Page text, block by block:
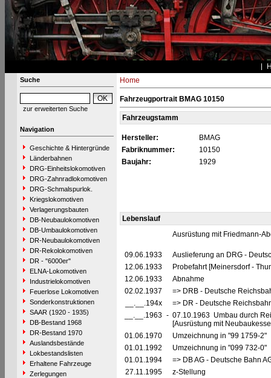
Suche
zur erweiterten Suche
Navigation
Geschichte & Hintergründe
Länderbahnen
DRG-Einheitslokomotiven
DRG-Zahnradlokomotiven
DRG-Schmalspurlok.
Kriegslokomotiven
Verlagerungsbauten
DB-Neubaulokomotiven
DB-Umbaulokomotiven
DR-Neubaulokomotiven
DR-Rekolokomotiven
DR - "6000er"
ELNA-Lokomotiven
Industrielokomotiven
Feuerlose Lokomotiven
Sonderkonstruktionen
SAAR (1920 - 1935)
DB-Bestand 1968
DR-Bestand 1970
Auslandsbestände
Lokbestandslisten
Erhaltene Fahrzeuge
Zerlegungen
Home
Fahrzeugportrait BMAG 10150
Fahrzeugstamm
Hersteller:
BMAG
Fabriknummer:
10150
Baujahr:
1929
Lebenslauf
Ausrüstung mit Friedmann-
09.06.1933
Auslieferung an DRG -
12.06.1933
Probefahrt [Meinersdorf -
12.06.1933
Abnahme
02.02.1937
=> DRB - Deutsche
__.__.194x
=> DR - Deutsche
__.__.1963 - 07.10.1963 Umbau durch
[Ausrüstung mit
01.06.1970
Umzeichnung in "99 1759-2"
01.01.1992
Umzeichnung in "099 732-0"
01.01.1994
=> DB AG - Deutsche Bahn
27.11.1995
z-Stellung